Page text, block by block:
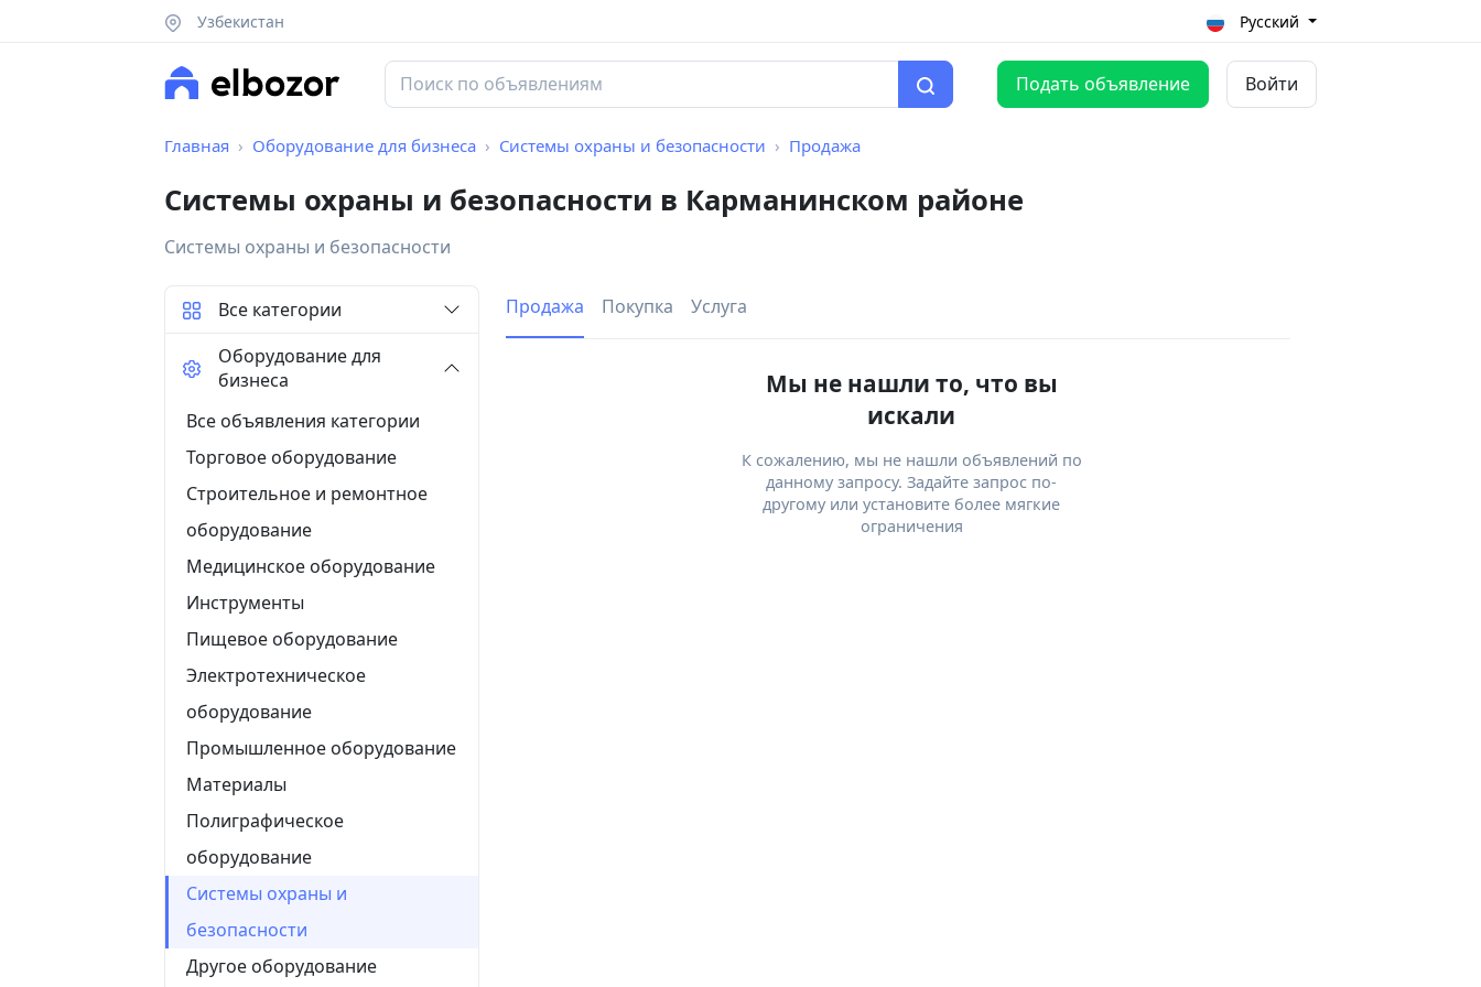
Узбекистан Русский
Подать объявление Войти
Главная Оборудование для бизнеса Системы охраны и безопасности Продажа
Системы охраны и безопасности в Карманинском районе
Системы охраны и безопасности
Продажа Покупка Услуга
Мы не нашли то, что вы
искали
К сожалению, мы не нашли объявлений по
данному запросу. Задайте запрос по-
другому или установите более мягкие
ограничения
Все категории
Оборудование для
бизнеса
Все объявления категории
Торговое оборудование
Строительное и ремонтное
оборудование
Медицинское оборудование
Инструменты
Пищевое оборудование
Электротехническое
оборудование
Промышленное оборудование
Материалы
Полиграфическое
оборудование
Системы охраны и
безопасности
Другое оборудование